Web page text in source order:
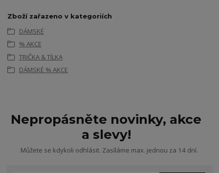
Zboží zařazeno v kategoriích
DÁMSKÉ
% AKCE
TRIČKA & TÍLKA
DÁMSKÉ % AKCE
Nepropásněte novinky, akce
a slevy!
Můžete se kdykoli odhlásit. Zasíláme max. jednou za 14 dní.